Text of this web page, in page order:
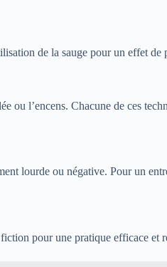
de la sauge pour un effet
ou l’encens. Chacune de ces
lourde ou négative. Pour un
pour une pratique efficace et